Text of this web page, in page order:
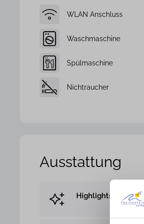
WLAN Anschluss
Waschmaschine
Spülmaschine
Nichtraucher
Ausstattung
Highlights